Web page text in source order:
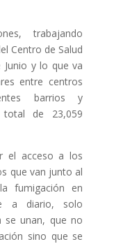
trabajando
Centro de Salud
y lo que va
entre centros
barrios y
total de 23,059
el acceso a los
que van junto al
fumigación en
a diario, solo
se unan, que no
sino que se